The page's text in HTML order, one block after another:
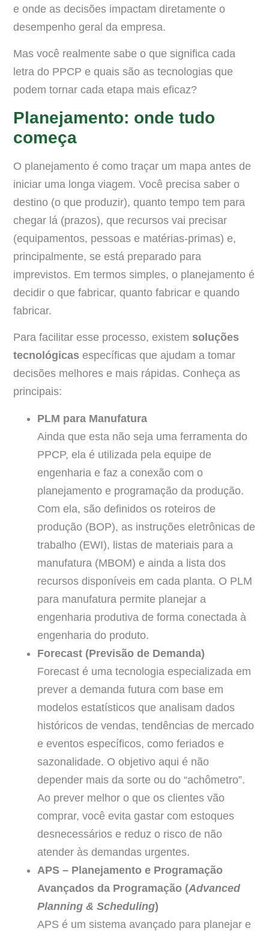
e onde as decisões impactam diretamente o
desempenho geral da empresa.
Mas você realmente sabe o que significa cada
letra do PPCP e quais são as tecnologias que
podem tornar cada etapa mais eficaz?
Planejamento: onde tudo
começa
O planejamento é como traçar um mapa antes de
iniciar uma longa viagem. Você precisa saber o
destino (o que produzir), quanto tempo tem para
chegar lá (prazos), que recursos vai precisar
(equipamentos, pessoas e matérias-primas) e,
principalmente, se está preparado para
imprevistos. Em termos simples, o planejamento é
decidir o que fabricar, quanto fabricar e quando
fabricar.
Para facilitar esse processo, existem soluções
tecnológicas específicas que ajudam a tomar
decisões melhores e mais rápidas. Conheça as
principais:
PLM para Manufatura
Ainda que esta não seja uma ferramenta do
PPCP, ela é utilizada pela equipe de
engenharia e faz a conexão com o
planejamento e programação da produção.
Com ela, são definidos os roteiros de
produção (BOP), as instruções eletrônicas de
trabalho (EWI), listas de materiais para a
manufatura (MBOM) e ainda a lista dos
recursos disponíveis em cada planta. O PLM
para manufatura permite planejar a
engenharia produtiva de forma conectada à
engenharia do produto.
Forecast (Previsão de Demanda)
Forecast é uma tecnologia especializada em
prever a demanda futura com base em
modelos estatísticos que analisam dados
históricos de vendas, tendências de mercado
e eventos específicos, como feriados e
sazonalidade. O objetivo aqui é não
depender mais da sorte ou do “achômetro”.
Ao prever melhor o que os clientes vão
comprar, você evita gastar com estoques
desnecessários e reduz o risco de não
atender às demandas urgentes.
APS – Planejamento e Programação
Avançados da Programação (Advanced
Planning & Scheduling)
APS é um sistema avançado para planejar e